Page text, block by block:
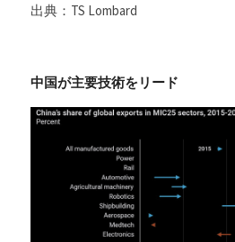
出典：TS Lombard
中国が主要技術をリード